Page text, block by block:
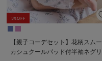
5%OFF
【親子コーデセット】花柄スム
カシュクールパッド付半袖ネグ